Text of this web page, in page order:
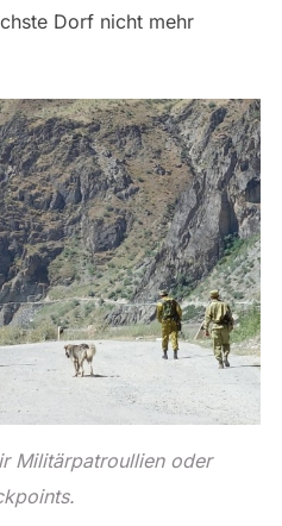
Dorf nicht mehr
Militärpatroullien oder